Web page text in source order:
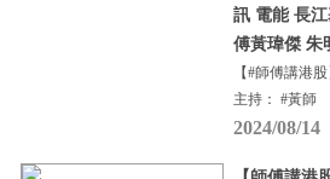
訊 電能 長
傅黃瑋傑 朱
【#師傅講港
主持： #黃師
2024/08/14